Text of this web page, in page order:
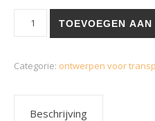
Ontwerp moeder aarde
TOEVOEGEN
Categorie: ontwerpen voor
Beschrijving